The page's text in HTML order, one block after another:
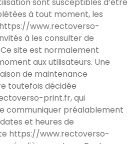
sont susceptibles d’être
à tout moment, les
https://www.rectoverso-
à les consulter de
site est normalement
aux utilisateurs. Une
de maintenance
toutefois décidée
print.fr, qui
communiquer préalablement
et heures de
https://www.rectoverso-